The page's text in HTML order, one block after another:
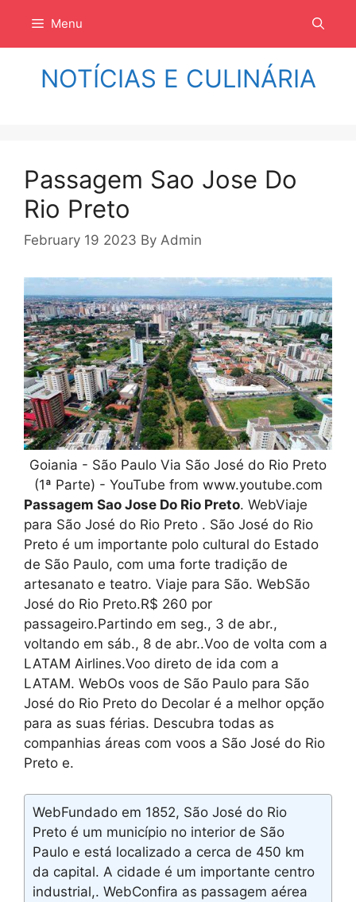
isi
Menu
NOTÍCIAS E CULINÁRIA
Passagem Sao Jose Do
Rio Preto
February 19 2023 By Admin
Goiania - São Paulo Via São José do Rio Preto
(1ª Parte) - YouTube from www.youtube.com
Passagem Sao Jose Do Rio Preto. WebViaje
para São José do Rio Preto . São José do Rio
Preto é um importante polo cultural do Estado
de São Paulo, com uma forte tradição de
artesanato e teatro. Viaje para São. WebSão
José do Rio Preto.R$ 260 por
passageiro.Partindo em seg., 3 de abr.,
voltando em sáb., 8 de abr..Voo de volta com a
LATAM Airlines.Voo direto de ida com a
LATAM. WebOs voos de São Paulo para São
José do Rio Preto do Decolar é a melhor opção
para as suas férias. Descubra todas as
companhias áreas com voos a São José do Rio
Preto e.
WebFundado em 1852, São José do Rio
Preto é um município no interior de São
Paulo e está localizado a cerca de 450 km
da capital. A cidade é um importante centro
industrial,. WebConfira as passagem aérea